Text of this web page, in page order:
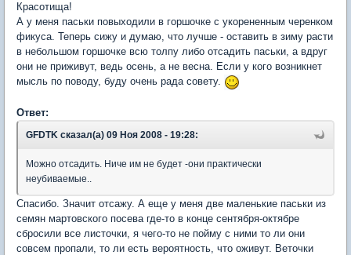
Красотища!
А у меня паськи повыходили в горшочке с укорененным черенком
фикуса. Теперь сижу и думаю, что лучше - оставить в зиму расти
в небольшом горшочке всю толпу либо отсадить паськи, а вдруг
они не приживут, ведь осень, а не весна. Если у кого возникнет
мысль по поводу, буду очень рада совету.
Ответ:
GFDTK сказал(а) 09 Ноя 2008 - 19:28:
Можно отсадить. Ниче им не будет -они практически
неубиваемые..
Спасибо. Значит отсажу. А еще у меня две маленькие паськи из
семян мартовского посева где-то в конце сентября-октябре
сбросили все листочки, я чего-то не пойму с ними то ли они
совсем пропали, то ли есть вероятность, что оживут. Веточки